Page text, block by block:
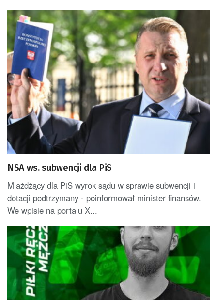
NSA ws. subwencji dla PiS
Miażdżący dla PiS wyrok sądu w sprawie subwencji i
dotacji podtrzymany - poinformował minister finansów.
We wpisie na portalu X...